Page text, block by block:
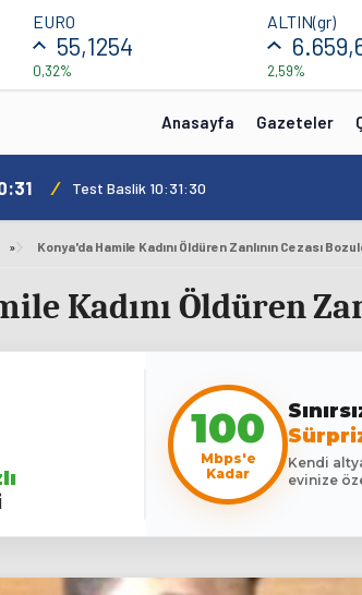
EURO
55,1254
0,32%
ALTIN(gr)
2,59%
Anasayfa Gazeteler
/ Test Baslik 10:31:30
» Konya'da Hamile Kadını Öldüren Zanlının Cezası
Kadını Öldüren
100
Mbps'e
Kadar
Kendi
evinize